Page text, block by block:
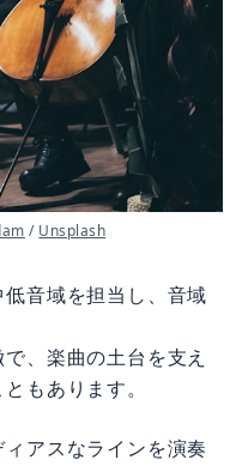
/ Unsplash
音域を担当し、音域
、楽曲の土台を支え
もあります。
アスなラインを演奏